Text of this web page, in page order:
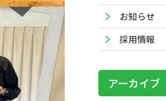
お知らせ
採用情報
アーカイブ